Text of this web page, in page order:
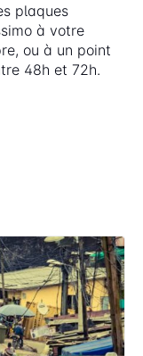
plaques
à votre
ou à un point
48h et 72h.